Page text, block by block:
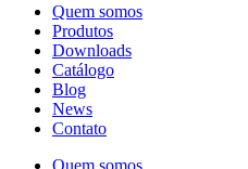
Quem somos
Produtos
Downloads
Catálogo
Blog
News
Contato
Quem somos